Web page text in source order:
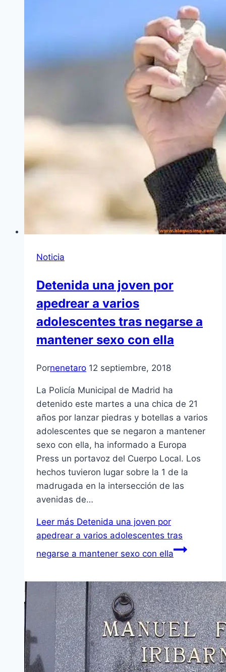
Noticia
Detenida una joven por
apedrear a varios
adolescentes tras negarse a
mantener sexo con ella
Pornenetaro 12 septiembre, 2018
La Policía Municipal de Madrid ha
detenido este martes a una chica de 21
años por lanzar piedras y botellas a varios
adolescentes que se negaron a mantener
sexo con ella, ha informado a Europa
Press un portavoz del Cuerpo Local. Los
hechos tuvieron lugar sobre la 1 de la
madrugada en la intersección de las
avenidas de…
Leer más Detenida una joven por
apedrear a varios adolescentes tras
negarse a mantener sexo con ella